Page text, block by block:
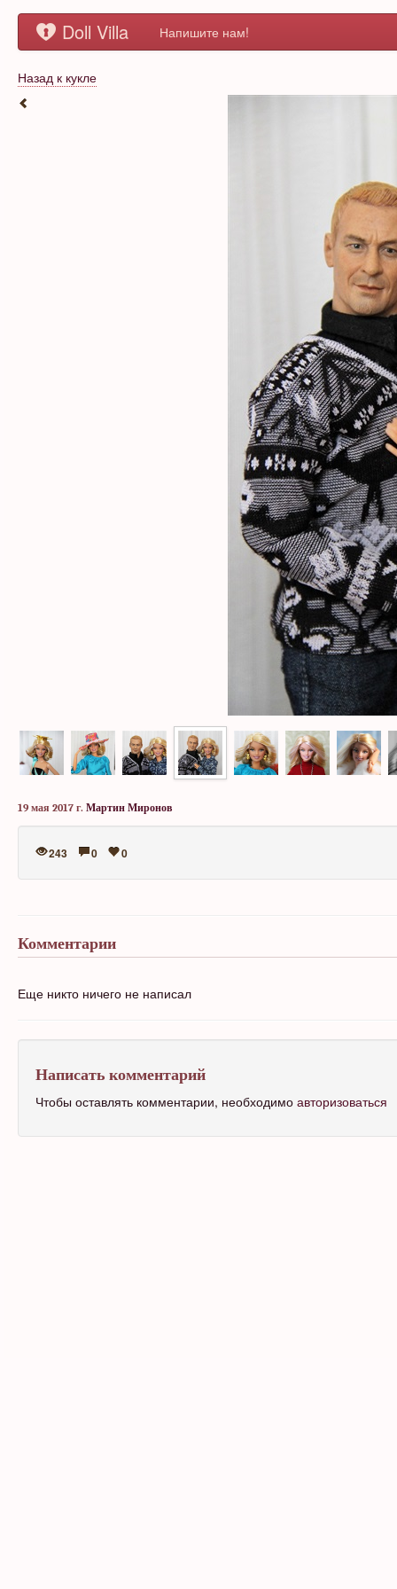
Doll Villa Напишите нам!
Назад к кукле
19 мая 2017 г. Мартин Миронов
243 0 0
Комментарии
Еще никто ничего не написал
Написать комментарий
Чтобы оставлять комментарии, необходимо авторизоваться